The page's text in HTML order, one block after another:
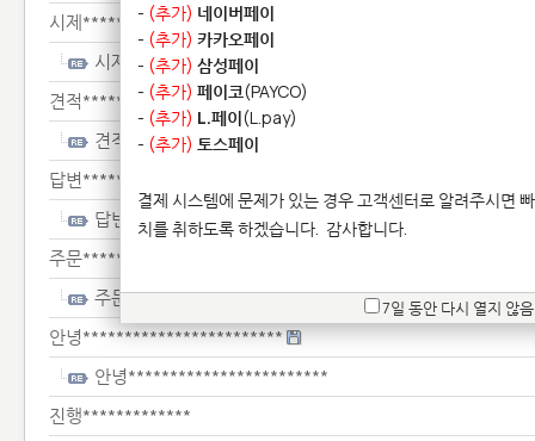
시제*************
시제*************
견적*******
견적*******
답변***********************
답변***********************
주문******************
주문******************
안녕************************
안녕************************
진행*************
- (추가) 네이버페이
- (추가) 카카오페이
- (추가) 삼성페이
- (추가) 페이코(PAYCO)
- (추가) L.페이(L.pay)
- (추가) 토스페이
결제 시스템에 문제가 있는 경우 고객센터로 알려주시면
치를 취하도록 하겠습니다. 감사합니다.
7일 동안 다시 열지 않음